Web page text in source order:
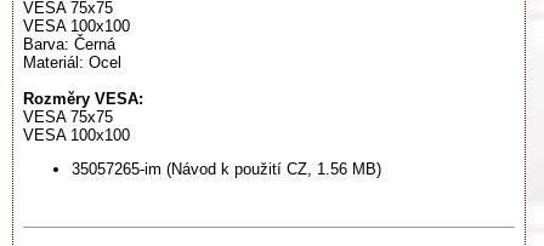
VESA 75x75
VESA 100x100
Barva: Černá
Materiál: Ocel
Rozměry VESA:
VESA 75x75
VESA 100x100
35057265-im (Návod k použití CZ, 1.56 MB)